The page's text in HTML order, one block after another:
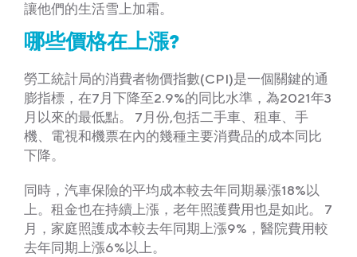
讓他們的生活雪上加霜。
哪些價格在上漲?
勞工統計局的消費者物價指數(CPI)是一個關鍵的通
膨指標，在7月下降至2.9%的同比水準，為2021年3
月以來的最低點。 7月份,包括二手車、租車、手
機、電視和機票在內的幾種主要消費品的成本同比
下降。
同時，汽車保險的平均成本較去年同期暴漲18%以
上。租金也在持續上漲，老年照護費用也是如此。 7
月，家庭照護成本較去年同期上漲9%，醫院費用較
去年同期上漲6%以上。